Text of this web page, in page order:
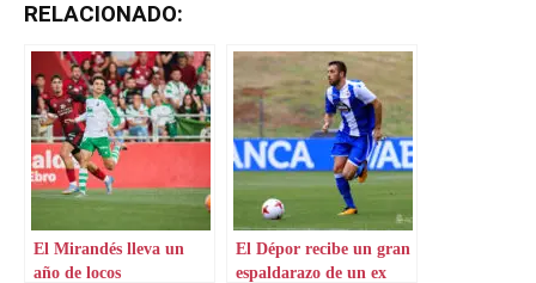
RELACIONADO:
El Mirandés lleva un
año de locos
El Dépor recibe un gran
espaldarazo de un ex